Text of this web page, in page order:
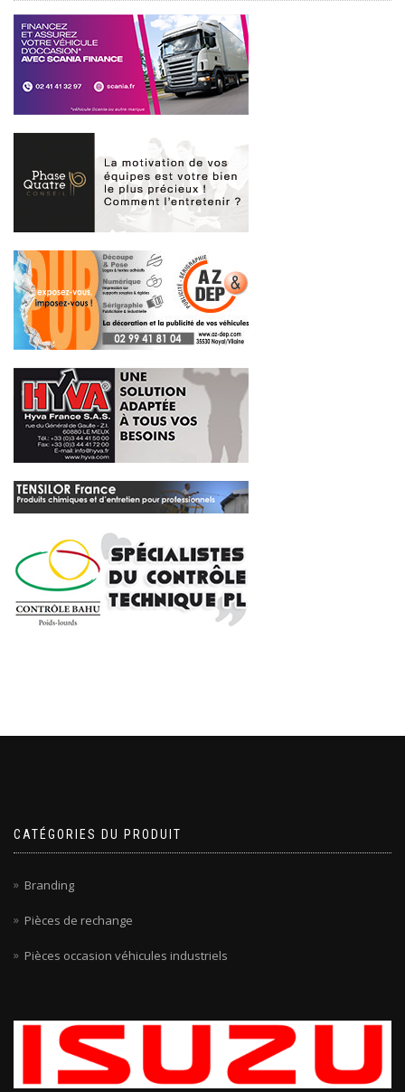
CATÉGORIES DU PRODUIT
Branding
Pièces de rechange
Pièces occasion véhicules industriels